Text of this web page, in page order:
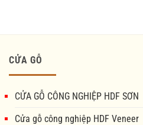
CỬA GỖ
CỬA GỖ CÔNG NGHIỆP HDF SƠN
Cửa gỗ công nghiệp HDF Veneer